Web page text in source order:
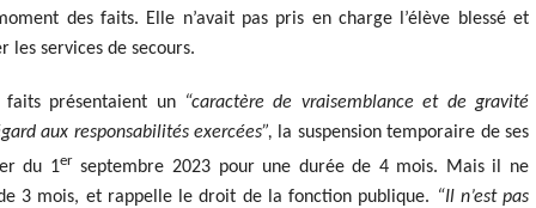
des faits. Elle n’avait pas pris en charge l’élève blessé et
les services de secours.
présentaient un“caractère de vraisemblance et de gravité
aux responsabilités exercées”, la suspension temporaire de ses
du 1er septembre 2023 pour une durée de 4 mois. Mais il ne
3 mois, et rappelle le droit de la fonction publique. “Il n’est pas